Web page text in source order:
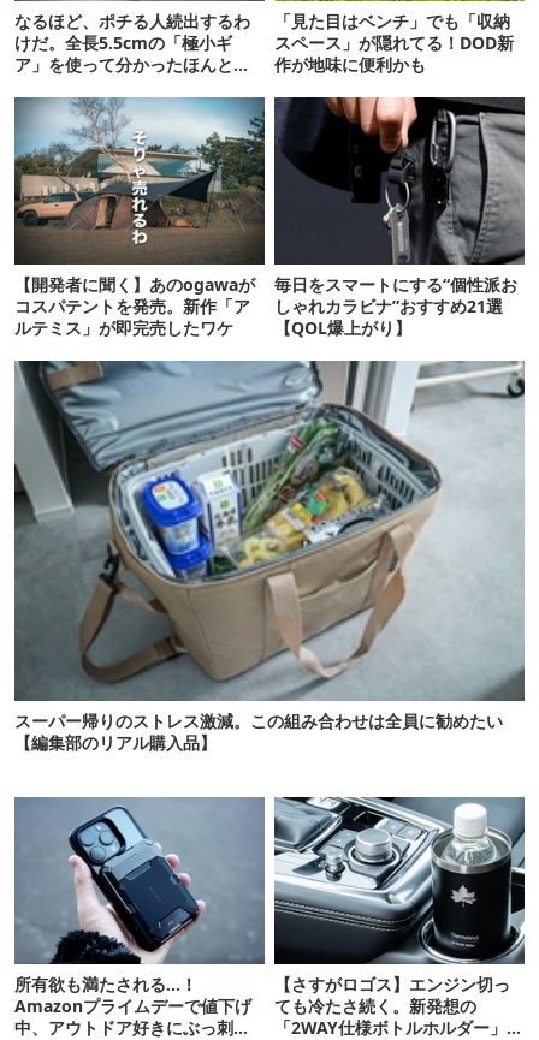
なるほど、ポチる人続出するわ
けだ。全長5.5cmの「極小ギ
ア」を使って分かったほんとの
「見た目はベンチ」でも「収納
スペース」が隠れてる！DOD新
作が地味に便利かも
【開発者に聞く】あのogawaが
コスパテントを発売。新作「ア
ルテミス」が即完売したワケ
毎日をスマートにする“個性派お
しゃれカラビナ”おすすめ21選
【QOL爆上がり】
スーパー帰りのストレス激減。この組み合わせは全員に勧めたい
【編集部のリアル購入品】
所有欲も満たされる…！
Amazonプライムデーで値下げ
中、アウトドア好きにぶっ刺さ
【さすがロゴス】エンジン切っ
ても冷たさ続く。新発想の
「2WAY仕様ボトルホルダー」が